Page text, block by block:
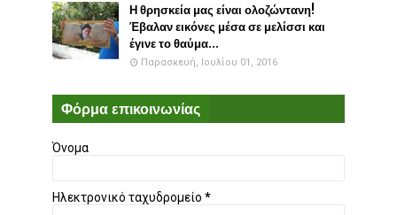
Η θρησκεία μας είναι ολοζώντανη!
Έβαλαν εικόνες μέσα σε μελίσσι και
έγινε το θαύμα...
Παρασκευή, Ιουλίου 01, 2016
Φόρμα επικοινωνίας
Όνομα
Ηλεκτρονικό ταχυδρομείο *